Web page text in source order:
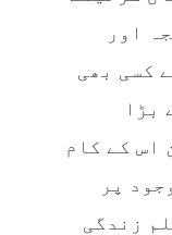
اور
کسی بھی
بڑا
اس کے کام
پر
زندگی